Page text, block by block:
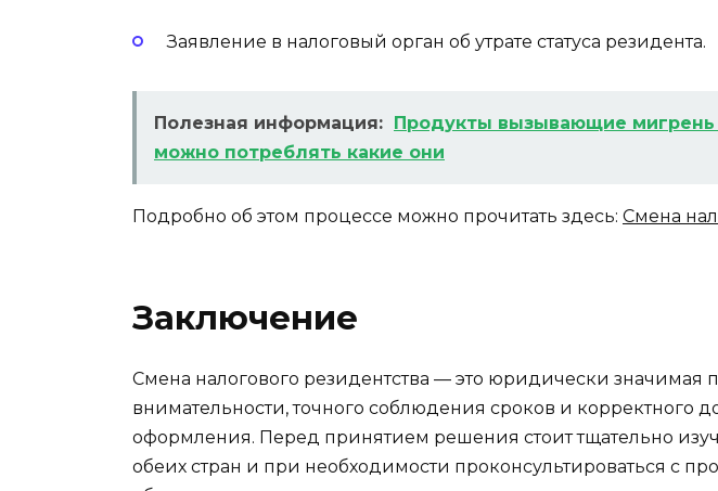
Заявление в налоговый орган об утрате статуса резидента.
Полезная информация: Продукты вызывающие мигрень
можно потреблять какие они
Подробно об этом процессе можно прочитать здесь: Смена
Заключение
Смена налогового резидентства — это юридически значимая
внимательности, точного соблюдения сроков и корректного
оформления. Перед принятием решения стоит тщательно
обеих стран и при необходимости проконсультироваться с